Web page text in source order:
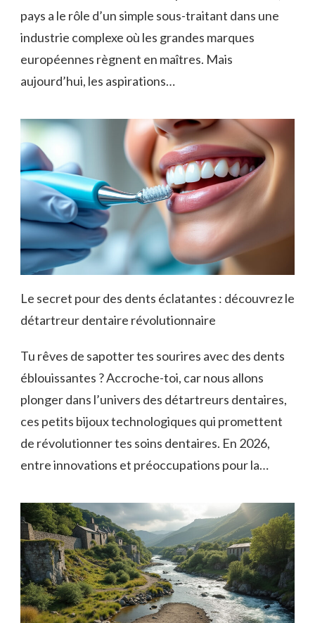
pays a le rôle d’un simple sous-traitant dans une
industrie complexe où les grandes marques
européennes règnent en maîtres. Mais
aujourd’hui, les aspirations…
Le secret pour des dents éclatantes : découvrez le
détartreur dentaire révolutionnaire
Tu rêves de sapotter tes sourires avec des dents
éblouissantes ? Accroche-toi, car nous allons
plonger dans l’univers des détartreurs dentaires,
ces petits bijoux technologiques qui promettent
de révolutionner tes soins dentaires. En 2026,
entre innovations et préoccupations pour la…